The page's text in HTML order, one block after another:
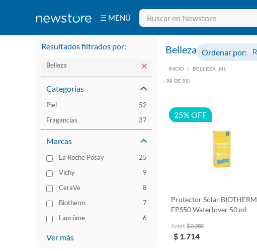
☰ MENÚ
Fitness
Aire Libre y
Resultados filtrados por:
Belleza
Categorias
Piel
52
Fragancias
37
Marcas
La Roche Posay
25
Vichy
9
CeraVe
8
Biotherm
7
Lancôme
6
Ver más
Belleza Ordenar por:
INICIO / BELLEZA (81
- 89 DE 89)
25% OFF
Protector Solar BIOTHERM
FPS50 Waterlover 50 ml
Antes $ 2.285
$ 1.714